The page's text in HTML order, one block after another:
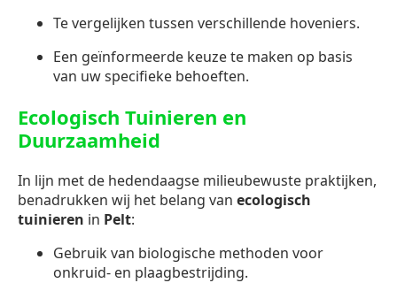
Te vergelijken tussen verschillende hoveniers.
Een geïnformeerde keuze te maken op basis
van uw specifieke behoeften.
Ecologisch Tuinieren en
Duurzaamheid
In lijn met de hedendaagse milieubewuste praktijken,
benadrukken wij het belang van ecologisch
tuinieren in Pelt:
Gebruik van biologische methoden voor
onkruid- en plaagbestrijding.